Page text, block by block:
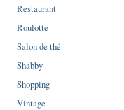
Restaurant
Roulotte
Salon de thé
Shabby
Shopping
Vintage